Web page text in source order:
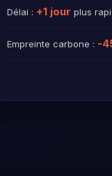
Délai : +1 jour plus
Empreinte carbone : -